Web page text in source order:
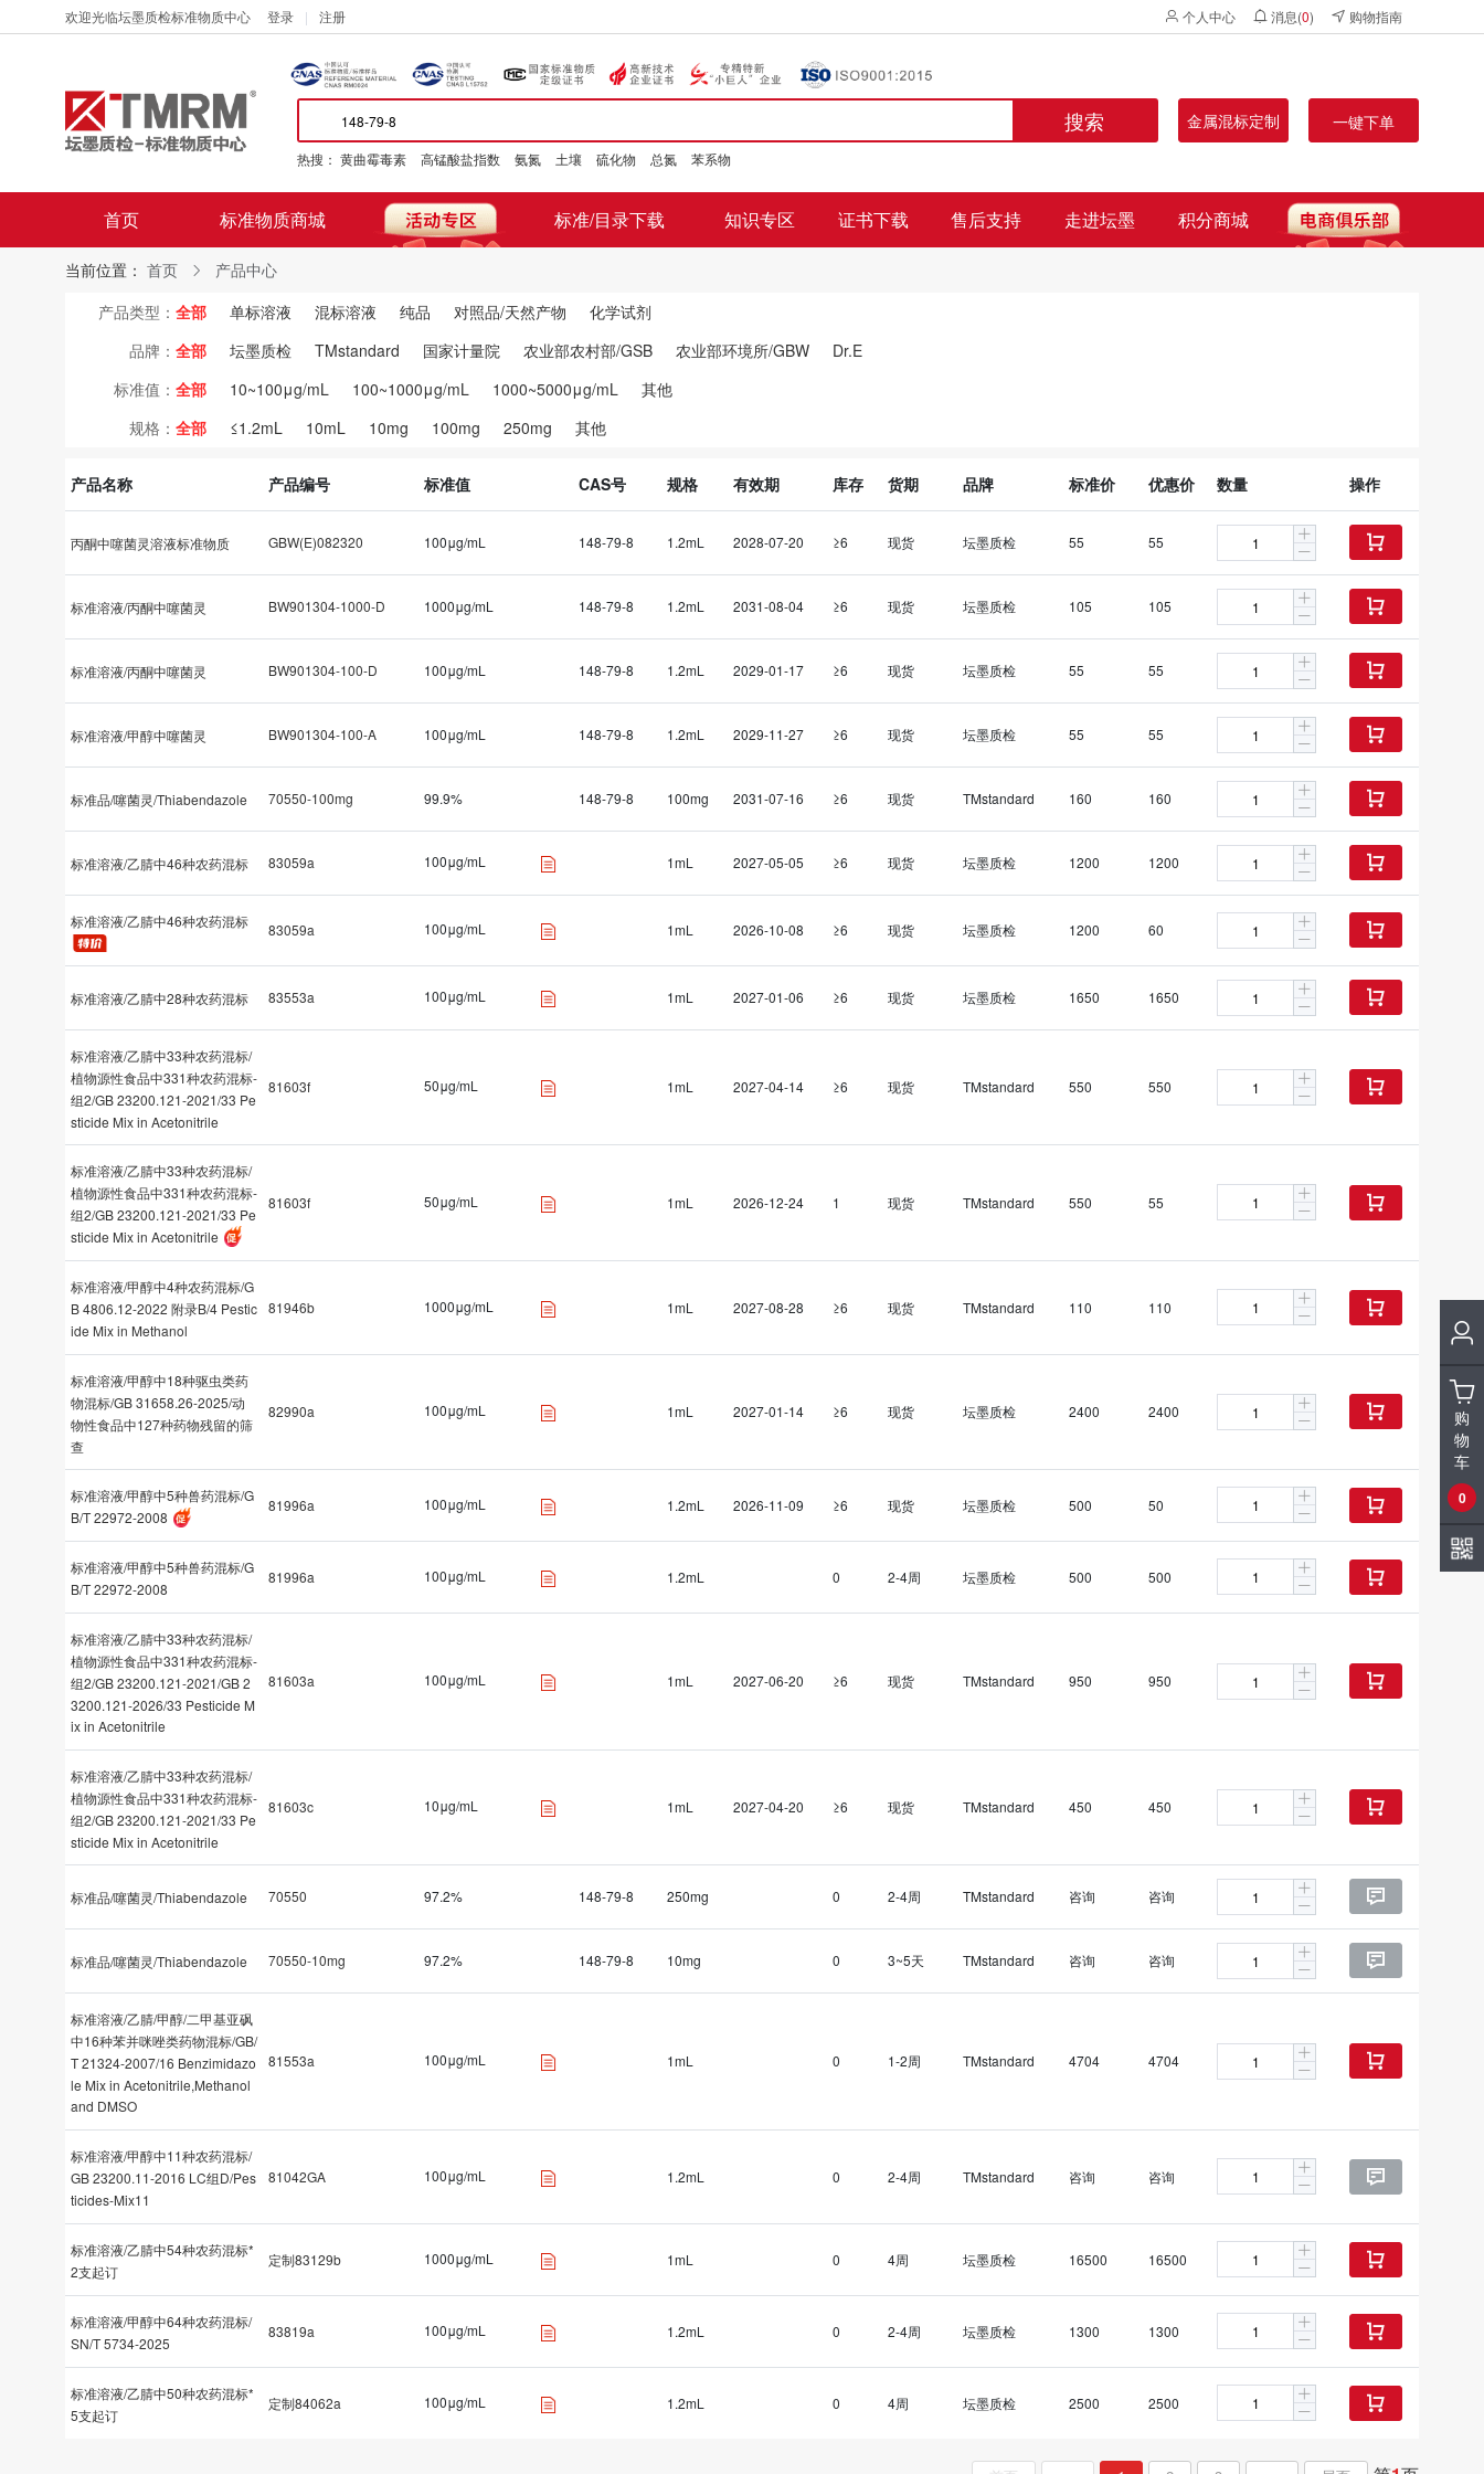
欢迎光临坛墨质检标准物质中心 登录 注册 个人中心 消息(0) 购物指南
搜索 金属混标定制 一键下单
热搜： 黄曲霉毒素 高锰酸盐指数 氨氮 土壤 硫化物 总氮 苯系物
首页 标准物质商城 标准/目录下载 知识专区 证书下载 售后支持 走进坛墨 积分商城
当前位置： 首页
产品中心
产品类型： 全部 单标溶液 混标溶液 纯品 对照品/天然产物
化学试剂
品牌： 全部 坛墨质检 TMstandard 国家计量院 农业部农村部/GSB 农业部环境所/GBW
Dr.E
标准值： 全部 10~100μg/mL 100~1000μg/mL 1000~5000μg/mL
其他
规格： 全部 ≤1.2mL 10mL 10mg 100mg 250mg 其他
产品名称 产品编号 标准值 CAS号 规格 有效期 库存 货期 品牌 标准价 优惠价 数量 操作
丙酮中噻菌灵溶液标准物质 GBW(E)082320 100μg/mL 148-79-8 1.2mL 2028-07-20 ≥6 现货 坛墨质检 55 55 
标准溶液/丙酮中噻菌灵 BW901304-1000-D 1000μg/mL 148-79-8 1.2mL 2031-08-04 ≥6 现货 坛墨质检 105 105 
标准溶液/丙酮中噻菌灵 BW901304-100-D 100μg/mL 148-79-8 1.2mL 2029-01-17 ≥6 现货 坛墨质检 55 55 
标准溶液/甲醇中噻菌灵 BW901304-100-A 100μg/mL 148-79-8 1.2mL 2029-11-27 ≥6 现货 坛墨质检 55 55 
标准品/噻菌灵/Thiabendazole 70550-100mg 99.9% 148-79-8 100mg 2031-07-16 ≥6 现货 TMstandard 160 160 
标准溶液/乙腈中46种农药混标 83059a 100μg/mL 1mL 2027-05-05 ≥6 现货 坛墨质检 1200 1200 
标准溶液/乙腈中46种农药混标 83059a 100μg/mL 1mL 2026-10-08 ≥6 现货 坛墨质检 1200 60 
标准溶液/乙腈中28种农药混标 83553a 100μg/mL 1mL 2027-01-06 ≥6 现货 坛墨质检 1650 1650 
标准溶液/乙腈中33种农药混标/
植物源性食品中331种农药混标-
组2/GB 23200.121-2021/33 Pe
sticide Mix in Acetonitrile
81603f 50μg/mL 1mL 2027-04-14 ≥6 现货 TMstandard 550 550 
标准溶液/乙腈中33种农药混标/
植物源性食品中331种农药混标-
组2/GB 23200.121-2021/33 Pe
sticide Mix in Acetonitrile
81603f 50μg/mL 1mL 2026-12-24 1 现货 TMstandard 550 55 
标准溶液/甲醇中4种农药混标/G
B 4806.12-2022 附录B/4 Pestic
ide Mix in Methanol
81946b 1000μg/mL 1mL 2027-08-28 ≥6 现货 TMstandard 110 110 
标准溶液/甲醇中18种驱虫类药
物混标/GB 31658.26-2025/动
物性食品中127种药物残留的筛
查
82990a 100μg/mL 1mL 2027-01-14 ≥6 现货 坛墨质检 2400 2400 
标准溶液/甲醇中5种兽药混标/G
B/T 22972-2008
81996a 100μg/mL 1.2mL 2026-11-09 ≥6 现货 坛墨质检 500 50 
标准溶液/甲醇中5种兽药混标/G
B/T 22972-2008
81996a 100μg/mL 1.2mL 0 2-4周 坛墨质检 500 500 
标准溶液/乙腈中33种农药混标/
植物源性食品中331种农药混标-
组2/GB 23200.121-2021/GB 2
3200.121-2026/33 Pesticide M
ix in Acetonitrile
81603a 100μg/mL 1mL 2027-06-20 ≥6 现货 TMstandard 950 950 
标准溶液/乙腈中33种农药混标/
植物源性食品中331种农药混标-
组2/GB 23200.121-2021/33 Pe
sticide Mix in Acetonitrile
81603c 10μg/mL 1mL 2027-04-20 ≥6 现货 TMstandard 450 450 
标准品/噻菌灵/Thiabendazole 70550 97.2% 148-79-8 250mg 0 2-4周 TMstandard 咨询 咨询 
标准品/噻菌灵/Thiabendazole 70550-10mg 97.2% 148-79-8 10mg 0 3~5天 TMstandard 咨询 咨询 
标准溶液/乙腈/甲醇/二甲基亚砜
中16种苯并咪唑类药物混标/GB/
T 21324-2007/16 Benzimidazo
le Mix in Acetonitrile,Methanol
and DMSO
81553a 100μg/mL 1mL 0 1-2周 TMstandard 4704 4704 
标准溶液/甲醇中11种农药混标/
GB 23200.11-2016 LC组D/Pes
ticides-Mix11
81042GA 100μg/mL 1.2mL 0 2-4周 TMstandard 咨询 咨询 
标准溶液/乙腈中54种农药混标*
2支起订
定制83129b 1000μg/mL 1mL 0 4周 坛墨质检 16500 16500 
标准溶液/甲醇中64种农药混标/
SN/T 5734-2025
83819a 100μg/mL 1.2mL 0 2-4周 坛墨质检 1300 1300 
标准溶液/乙腈中50种农药混标*
5支起订
定制84062a 100μg/mL 1.2mL 0 4周 坛墨质检 2500 2500 
购
物
车
0